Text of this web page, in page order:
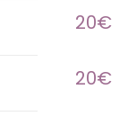
20€
20€